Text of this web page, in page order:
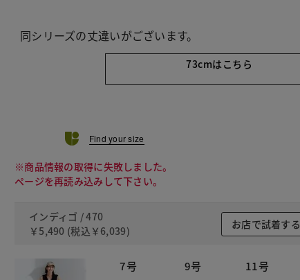
473 ライトインディゴ
同シリーズの丈違いがございます。
73cmはこちら
Find your size
※商品情報の取得に失敗しました。
ページを再読み込みして下さい。
インディゴ / 470
￥5,490 (税込 ￥6,039)
お店で試着する
7号 9号 11号